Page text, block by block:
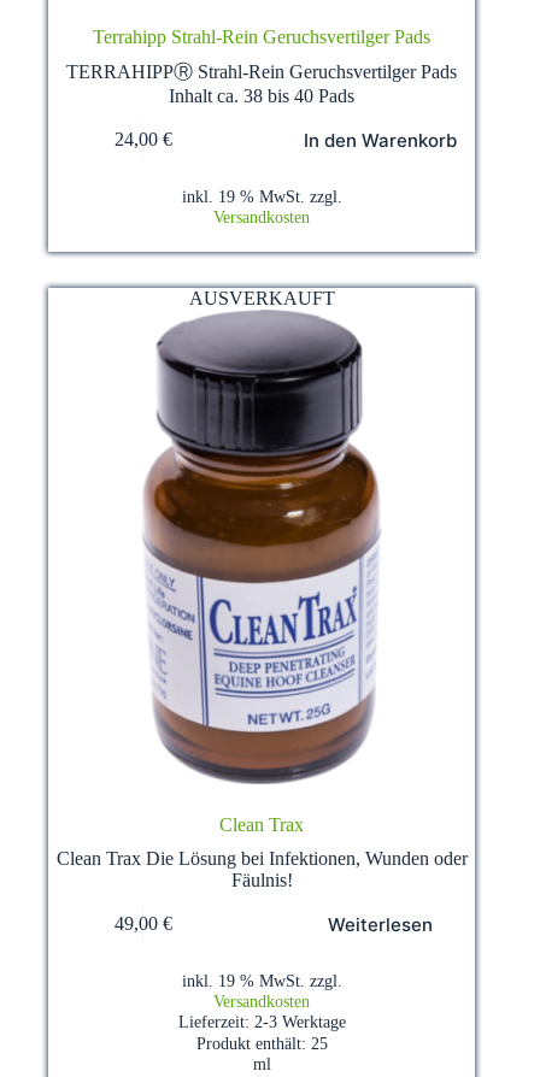
Terrahipp Strahl-Rein Geruchsvertilger Pads
TERRAHIPPⓇ Strahl-Rein Geruchsvertilger Pads
Inhalt ca. 38 bis 40 Pads
24,00 € In den Warenkorb
inkl. 19 % MwSt. zzgl.
Versandkosten
AUSVERKAUFT
Clean Trax
Clean Trax Die Lösung bei Infektionen, Wunden oder
Fäulnis!
49,00 € Weiterlesen
inkl. 19 % MwSt. zzgl.
Versandkosten
Lieferzeit: 2-3 Werktage
Produkt enthält: 25
ml